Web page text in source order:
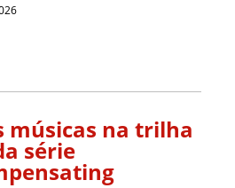
músicas na trilha
série